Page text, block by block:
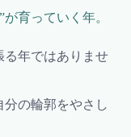
育っていく年。
る年ではありませ
の輪郭をやさし